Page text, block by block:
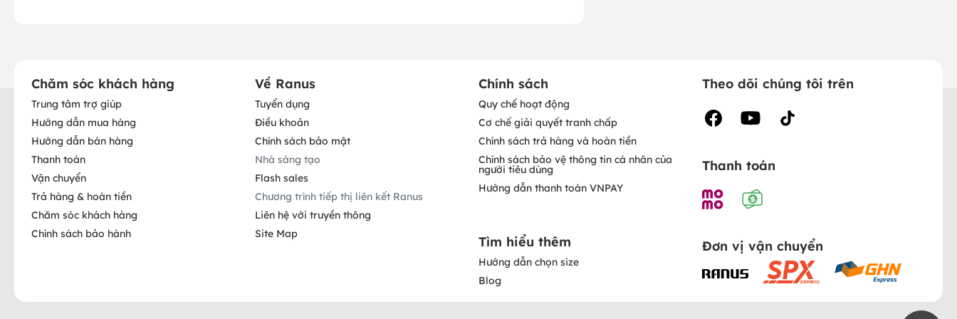
Chăm sóc khách hàng
Trung tâm trợ giúp
Hướng dẫn mua hàng
Hướng dẫn bán hàng
Thanh toán
Vận chuyển
Trả hàng & hoàn tiền
Chăm sóc khách hàng
Chính sách bảo hành
Về Ranus
Tuyển dụng
Điều khoản
Chính sách bảo mật
Nhà sáng tạo
Flash sales
Chương trình tiếp thị liên kết Ranus
Liên hệ với truyền thông
Site Map
Chính sách
Quy chế hoạt động
Cơ chế giải quyết tranh chấp
Chính sách trả hàng và hoàn tiền
Chính sách bảo vệ thông tin cá nhân của
người tiêu dùng
Hướng dẫn thanh toán VNPAY
Tìm hiểu thêm
Hướng dẫn chọn size
Blog
Theo dõi chúng tôi trên
Thanh toán
Đơn vị vận chuyển